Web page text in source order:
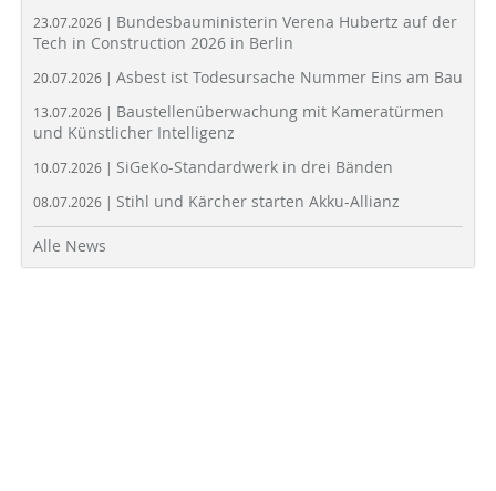
23.07.2026 | Bundesbauministerin Verena Hubertz auf der
Tech in Construction 2026 in Berlin
20.07.2026 | Asbest ist Todesursache Nummer Eins am Bau
13.07.2026 | Baustellenüberwachung mit Kameratürmen
und Künstlicher Intelligenz
10.07.2026 | SiGeKo-Standardwerk in drei Bänden
08.07.2026 | Stihl und Kärcher starten Akku-Allianz
Alle News